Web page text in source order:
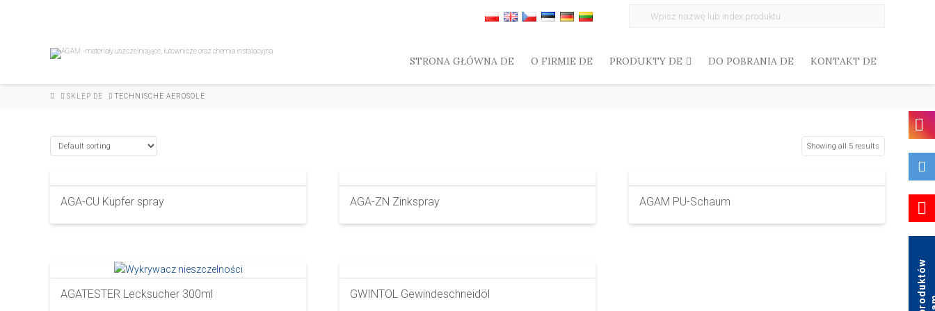
STRONA GŁÓWNA DE O FIRMIE DE PRODUKTY DE DO POBRANIA DE KONTAKT DE
HOMESKLEP DE TECHNISCHE AEROSOLE
Showing all 5 results
AGA-CU Kupfer spray AGA-ZN Zinkspray AGAM PU-Schaum
AGATESTER Lecksucher 300ml GWINTOL Gewindeschneidöl